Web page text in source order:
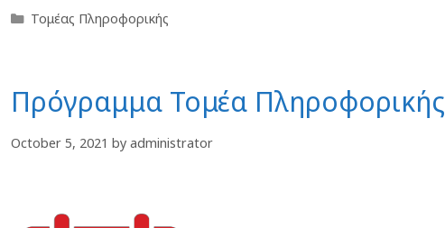
Τομέας Πληροφορικής
Πρόγραμμα Τομέα Πληροφορικής
October 5, 2021 by administrator